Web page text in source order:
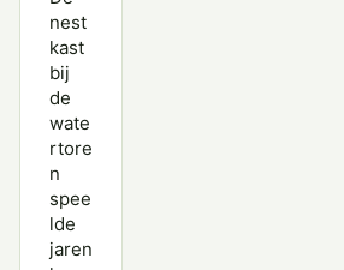
nest
kast
bij
de
wate
rtore
n
spee
lde
jaren